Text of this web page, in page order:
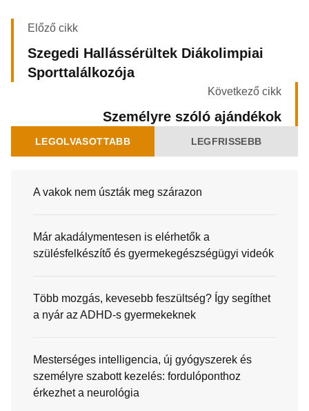
Előző cikk
Szegedi Hallássérültek Diákolimpiai
Sporttalálkozója
Következő cikk
Személyre szóló ajándékok
LEGOLVASOTTABB LEGFRISSEBB
A vakok nem úszták meg szárazon
Már akadálymentesen is elérhetők a
szülésfelkészítő és gyermekegészségügyi videók
Több mozgás, kevesebb feszültség? Így segíthet
a nyár az ADHD-s gyermekeknek
Mesterséges intelligencia, új gyógyszerek és
személyre szabott kezelés: fordulóponthoz
érkezhet a neurológia